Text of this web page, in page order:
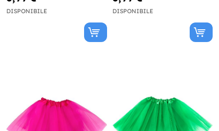
DISPONIBILE DISPONIBILE